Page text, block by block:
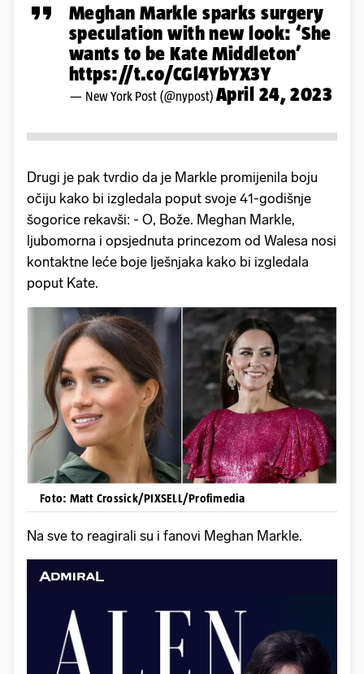
Meghan Markle sparks surgery
speculation with new look: ‘She
wants to be Kate Middleton’
https://t.co/CGl4YbYX3Y
— New York Post (@nypost) April 24, 2023
Drugi je pak tvrdio da je Markle promijenila boju
očiju kako bi izgledala poput svoje 41-godišnje
šogorice rekavši: - O, Bože. Meghan Markle,
ljubomorna i opsjednuta princezom od Walesa nosi
kontaktne leće boje lješnjaka kako bi izgledala
poput Kate.
Foto: Matt Crossick/PIXSELL/Profimedia
Na sve to reagirali su i fanovi Meghan Markle.